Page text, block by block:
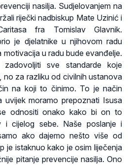
nasilja. Sudjelovanjem na
riječki nadbiskup Mate Uzinić i
fra Tomislav Glavnik.
je djelatnike u njihovom radu
motivacija u radu bude evanđelje.
sve standarde koje
no za razliku od civilnih ustanova
na koji to činimo. To je način
uvijek moramo prepoznati Isusa
odnositi onako kako bi on to
i cijelog sebe. Naše poslanje i
ako dajemo nešto više od
je istaknuo kako je osim liječenja
pitanje prevencije nasilja. Ono